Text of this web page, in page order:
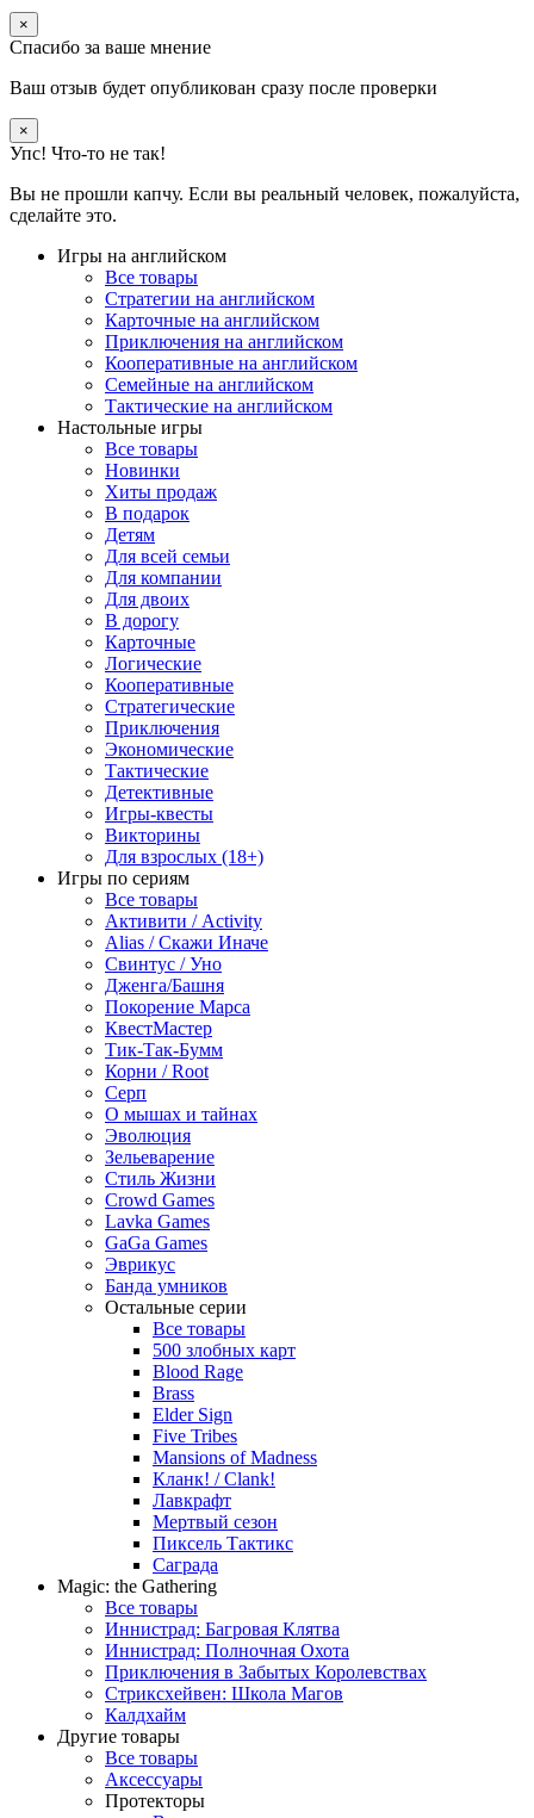
×
Спасибо за ваше мнение
Ваш отзыв будет опубликован сразу после проверки
×
Упс! Что-то не так!
Вы не прошли капчу. Если вы реальный человек, пожалуйста,
сделайте это.
Игры на английском
Все товары
Стратегии на английском
Карточные на английском
Приключения на английском
Кооперативные на английском
Семейные на английском
Тактические на английском
Настольные игры
Все товары
Новинки
Хиты продаж
В подарок
Детям
Для всей семьи
Для компании
Для двоих
В дорогу
Карточные
Логические
Кооперативные
Стратегические
Приключения
Экономические
Тактические
Детективные
Игры-квесты
Викторины
Для взрослых (18+)
Игры по сериям
Все товары
Активити / Activity
Alias / Скажи Иначе
Свинтус / Уно
Дженга/Башня
Покорение Марса
КвестМастер
Тик-Так-Бумм
Корни / Root
Серп
О мышах и тайнах
Эволюция
Зельеварение
Стиль Жизни
Crowd Games
Lavka Games
GaGa Games
Эврикус
Банда умников
Остальные серии
Все товары
500 злобных карт
Blood Rage
Brass
Elder Sign
Five Tribes
Mansions of Madness
Кланк! / Clank!
Лавкрафт
Мертвый сезон
Пиксель Тактикс
Саграда
Magic: the Gathering
Все товары
Иннистрад: Багровая Клятва
Иннистрад: Полночная Охота
Приключения в Забытых Королевствах
Стриксхейвен: Школа Магов
Калдхайм
Другие товары
Все товары
Аксессуары
Протекторы